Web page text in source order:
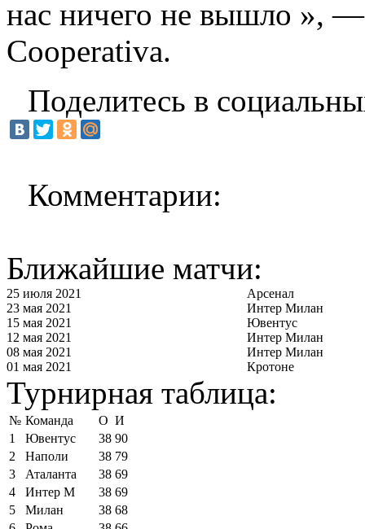
нас ничего не вышло »,
Cooperativa.
Поделитесь в
Комментарии:
Ближайшие матчи:
25 июля 2021
Арсенал
23 мая 2021
Интер Милан
15 мая 2021
Ювентус
12 мая 2021
Интер Милан
08 мая 2021
Интер Милан
01 мая 2021
Кротоне
Турнирная таблица:
№ Команда О И
1
Ювентус 38 90
2
Наполи 38 79
3
Аталанта 38 69
4
Интер М 38 69
5
Милан 38 68